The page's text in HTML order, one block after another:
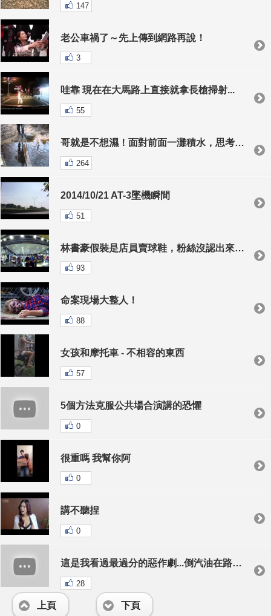
147
老公車禍了～先上傳到網路再說！
3
哇靠 現在在大馬路上直接就拿長槍掃射...
55
哥就是不想濕！面對前面一灘積水，思考１０秒後貓咪決定以另類的方式過橋
264
2014/10/21 AT-3墜機瞬間
51
林書豪假裝是店員賣球鞋，粉絲沒認出來的反應，讓他哭著說「沒有人理我」...
93
命案現場大整人！
88
女孩和摩托車 - 不相容的東西
57
5個方法克服公共場合演講的恐懼
0
很重嗎 我幫你阿
0
講不聽捏
0
這是我看過最過分的惡作劇...倒汽油在路人的身上？！
28
上頁 下頁